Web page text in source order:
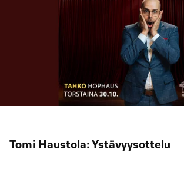
Tomi Haustola: Ystävyysottelu